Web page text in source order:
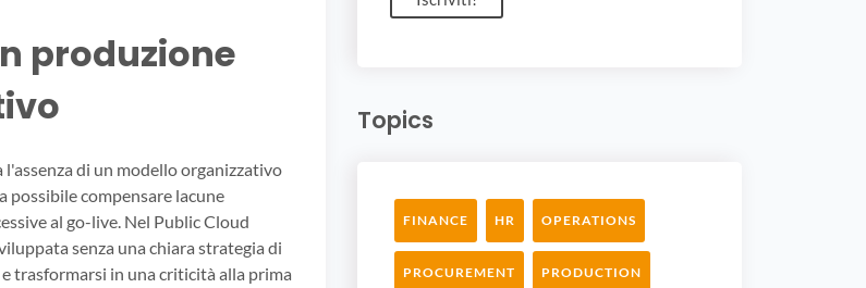
produzione
di un modello organizzativo
possibile compensare lacune
al go-live. Nel Public Cloud
senza una chiara strategia di
trasformarsi in una criticità alla prima
Topics
FINANCE HR OPERATIONS
PROCUREMENT PRODUCTION